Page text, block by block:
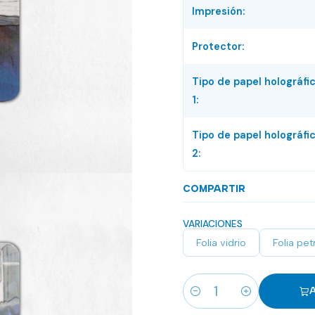
Impresión:
Protector:
Tipo de papel
1:
Tipo de papel
2:
COMPARTIR
VARIACIONES
Folia vidrio Folia
Cantidad